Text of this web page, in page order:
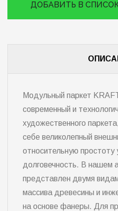
ДОБАВИТЬ В
Модульный паркет
современный и
художественного
себе великолепный
относительную простоту
долговечность. В нашем
представлен двумя
массива древесины и
на основе фанеры. Для